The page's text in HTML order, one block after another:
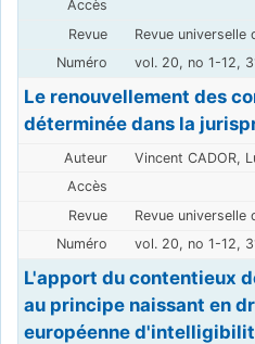
Revue
vol. 20, no 1-12,
Le renouvellement des
déterminée dans la
Vincent CADOR,
Revue
vol. 20, no 1-12,
L'apport du contentieux
au principe naissant en
européenne